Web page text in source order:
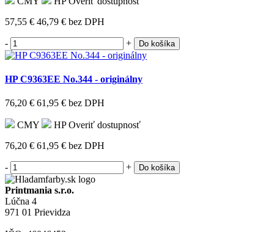
57,55 € 46,79 € bez DPH
- + Do košíka
HP C9363EE No.344 - originálny
76,20 € 61,95 € bez DPH
CMY HP Overiť dostupnosť
76,20 € 61,95 € bez DPH
- + Do košíka
Printmania s.r.o.
Lúčna 4
971 01 Prievidza